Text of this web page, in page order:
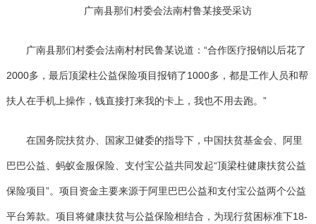
广南县那们村委会法南村鲁某接受采访
广南县那们村委会法南村村民鲁某说道：“合作医疗报销以后花了
2000多，最后顶梁柱公益保险项目报销了1000多，都是工作人员和帮
扶人在手机上操作，钱直接打来我的卡上，我也不用去跑。”
在国务院扶贫办、国家卫健委的指导下，中国扶贫基金会、阿里
巴巴公益、蚂蚁金服保险、支付宝公益共同发起“顶梁柱健康扶贫公益
保险项目”。项目资金主要来源于阿里巴巴公益和支付宝公益两个公益
平台筹款。项目将健康扶贫与公益保险相结合，为现行贫困标准下18-